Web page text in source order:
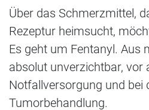
Über das Schmerzmittel,
Rezeptur heimsucht,
Es geht um Fentanyl. Aus
absolut unverzichtbar, vor
Notfallversorgung und bei
Tumorbehandlung.